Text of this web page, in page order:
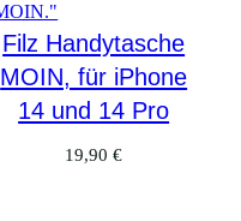
Filz Handytasche
MOIN, für iPhone
14 und 14 Pro
19,90€